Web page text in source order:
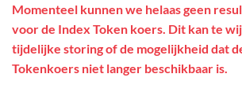
Momenteel kunnen we helaas geen
voor de Index Token koers. Dit kan te
tijdelijke storing of de mogelijkheid dat
Tokenkoers niet langer beschikbaar is.